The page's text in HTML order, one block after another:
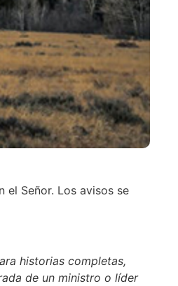
el Señor. Los avisos se
historias completas,
de un ministro o líder